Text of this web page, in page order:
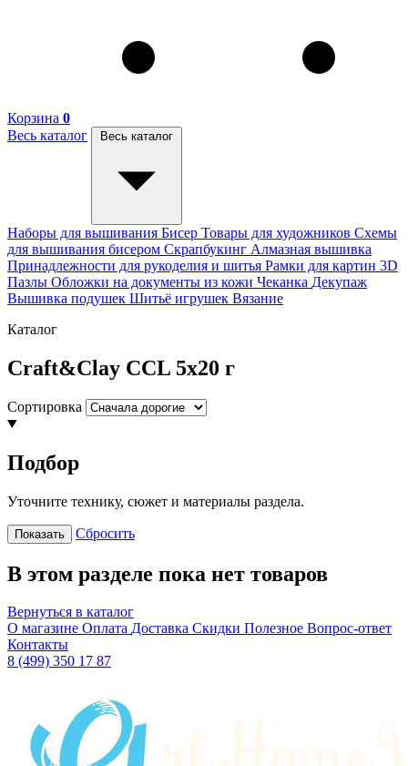
Корзина 0
Весь каталог
Весь каталог
Наборы для вышивания Бисер Товары для художников Схемы
для вышивания бисером Скрапбукинг Алмазная вышивка
Принадлежности для рукоделия и шитья Рамки для картин 3D
Пазлы Обложки на документы из кожи Чеканка Декупаж
Вышивка подушек Шитьё игрушек Вязание
Каталог
Craft&Clay CCL 5х20 г
Сортировка
Подбор
Уточните технику, сюжет и материалы раздела.
Показать Сбросить
В этом разделе пока нет товаров
Вернуться в каталог
О магазине Оплата Доставка Скидки Полезное Вопрос-ответ
Контакты
8 (499) 350 17 87